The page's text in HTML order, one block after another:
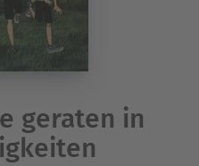
geraten in